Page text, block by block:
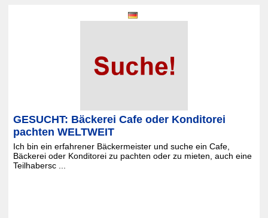
GESUCHT: Bäckerei Cafe oder Konditorei
pachten WELTWEIT
Ich bin ein erfahrener Bäckermeister und suche ein Cafe,
Bäckerei oder Konditorei zu pachten oder zu mieten, auch eine
Teilhabersc ...